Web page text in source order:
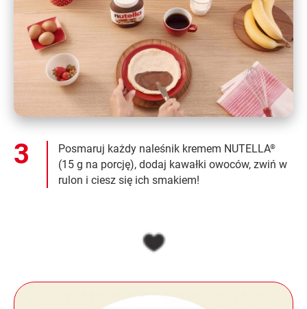
Posmaruj każdy naleśnik kremem NUTELLA®
(15 g na porcję), dodaj kawałki owoców, zwiń w
rulon i ciesz się ich smakiem!